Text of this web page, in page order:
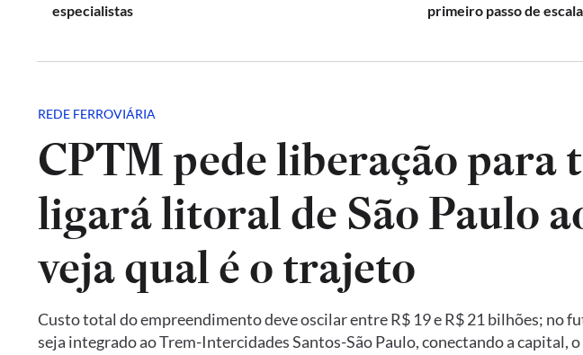
especialistas
primeiro passo de
REDE FERROVIÁRIA
CPTM pede liberação para
ligará litoral de São Paulo
veja qual é o trajeto
Custo total do empreendimento deve oscilar entre R$ 19 e R$ 21 bilhões; no
seja integrado ao Trem-Intercidades Santos-São Paulo, conectando a capital,